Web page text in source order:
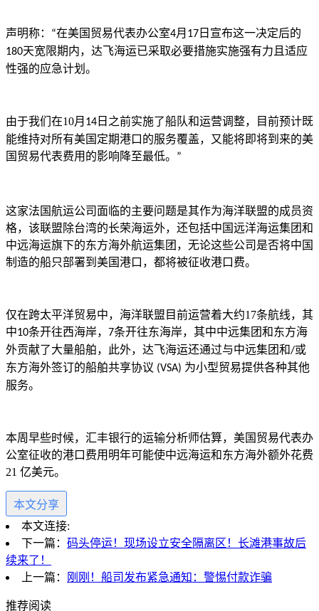
声明称： “在美国贸易代表办公室4月 17 日宣布这一决定后的
180天宽限期内， 达飞海运已采取必要措施实施强有力且适应
性强的应急计划。
由于我们在10月 14 日之前实施了船队和运营调整，目前预计既
能维持对所有美国定期港口的服务覆盖，又能将即将到来的美
国贸易代表费用的影响降至最低。 ”
这家法国航运公司面临的主要问题是其作为海洋联盟的成员资
格，该联盟除台湾的长荣海运外，还包括中国远洋海运集团和
中远海运旗下的东方海外航运集团， 无论这些公司是否将中国
制造的船只部署到美国港口，都将被征收港口费。
仅在跨太平洋贸易中，海洋联盟目前运营着大约17条航线，其
中10条开往西海岸， 7条开往东海岸，其中中远集团和东方海
外贡献了大量船舶，此外，达飞海运还通过与中远集团和/或
东方海外签订的船舶共享协议 (VSA) 为小型贸易提供各种其他
服务。
本周早些时候，汇丰银行的运输分析师估算， 美国贸易代表办
公室征收的港口费用明年可能使中远海运和东方海外额外花费
21 亿美元。
本文分享
本文连接:
下一篇： 码头停运！现场设立安全隔离区！长滩港事故后
续来了！
上一篇：
刚刚！船司发布紧急通知：警惕付款诈骗
推荐阅读